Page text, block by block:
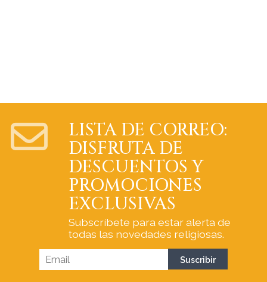
LISTA DE CORREO:
DISFRUTA DE
DESCUENTOS Y
PROMOCIONES
EXCLUSIVAS
Subscríbete para estar alerta de
todas las novedades religiosas.